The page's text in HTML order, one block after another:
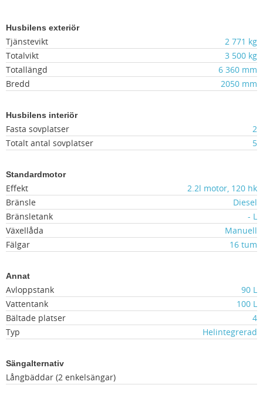
Husbilens exteriör
Tjänstevikt
2 771 kg
Totalvikt
3 500 kg
Totallängd
6 360 mm
Bredd
2050 mm
Husbilens interiör
Fasta sovplatser
2
Totalt antal sovplatser
5
Standardmotor
Effekt
2.2l motor, 120 hk
Bränsle
Diesel
Bränsletank
- L
Växellåda
Manuell
Fälgar
16 tum
Annat
Avloppstank
90 L
Vattentank
100 L
Bältade platser
4
Typ
Helintegrerad
Sängalternativ
Långbäddar (2 enkelsängar)